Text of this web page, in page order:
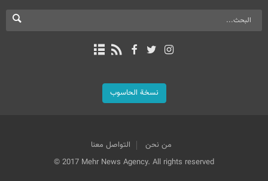
نسخة الحاسوب
من نحن
التواصل معنا
© 2017 Mehr News Agency. All rights reserved